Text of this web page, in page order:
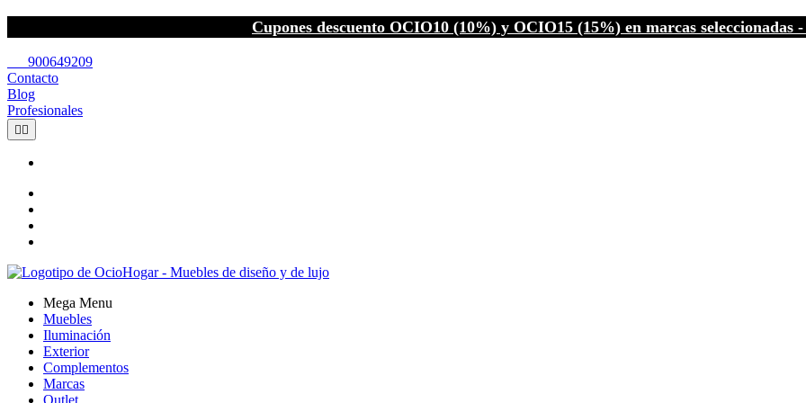
Cupones descuento OCIO10 (10%) y OCIO15 (15%) en marcas seleccionadas
900649209
Contacto
Blog
Profesionales
 
Mega Menu
Muebles
Iluminación
Exterior
Complementos
Marcas
Outlet